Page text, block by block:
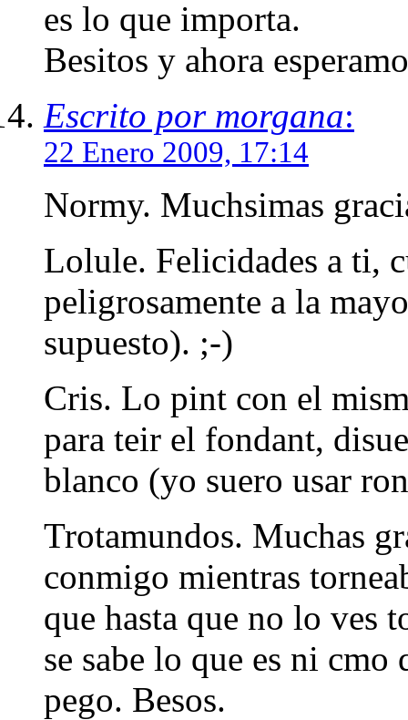
es lo que importa.
Besitos y ahora
Escrito por morgana:
22 Enero 2009, 17:14
Normy. Muchsimas
Lolule. Felicidades a ti,
peligrosamente a la
supuesto). ;-)
Cris. Lo pint con el
para teir el fondant,
blanco (yo suero usar
Trotamundos. Muchas
conmigo mientras
que hasta que no lo ves
se sabe lo que es ni
pego. Besos.